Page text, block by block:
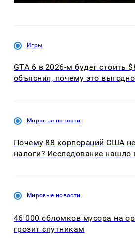
Игры
GTA 6 в 2026-м будет стоить
объяснил, почему это
Мировые новости
Почему 88 корпораций США
налоги? Исследование нашло
Мировые новости
46 000 обломков мусора на
грозит спутникам